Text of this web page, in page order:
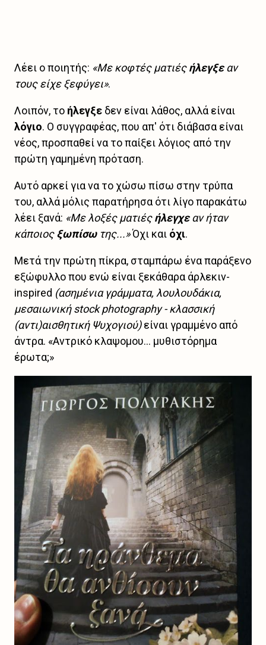
Λέει ο ποιητής: «Με κοφτές ματιέςήλεγξεαν
τους είχε ξεφύγει».
Λοιπόν, το ήλεγξε δεν είναι λάθος, αλλά είναι
λόγιο. Ο συγγραφέας, που απ' ότι διάβασα είναι
νέος, προσπαθεί να το παίξει λόγιος από την
πρώτη γαμημένη πρόταση.
Αυτό αρκεί για να το χώσω πίσω στην τρύπα
του, αλλά μόλις παρατήρησα ότι λίγο παρακάτω
λέει ξανά: «Με λοξές ματιέςήλεγχεαν ήταν
κάποιοςξωπίσωτης...»Όχι και όχι.
Μετά την πρώτη πίκρα, σταμπάρω ένα παράξενο
εξώφυλλο που ενώ είναι ξεκάθαρα άρλεκιν-
inspired (ασημένια γράμματα, λουλουδάκια,
μεσαιωνική stock photography - κλασσική
(αντι)αισθητική Ψυχογιού)είναι γραμμένο από
άντρα. «Αντρικό κλαψομου... μυθιστόρημα
έρωτα;»